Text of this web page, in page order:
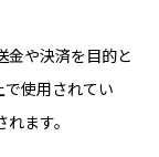
金や決済を目的と
使用されてい
ます。